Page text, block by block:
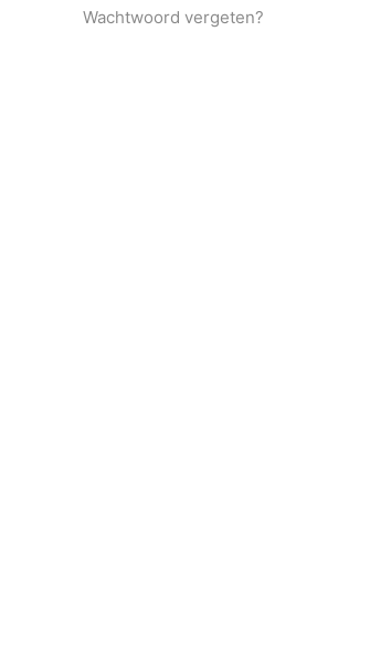
Wachtwoord vergeten?